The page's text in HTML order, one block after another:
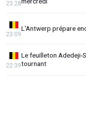
23:28
L'Antwerp prépare
23:09
Le feuilleton Adedeji-
tournant
22:39